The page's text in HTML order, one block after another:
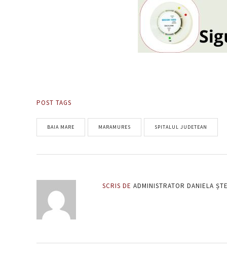
POST TAGS
BAIA MARE MARAMURES SPITALUL JUDETEAN
SCRIS DE ADMINISTRATOR DANIELA